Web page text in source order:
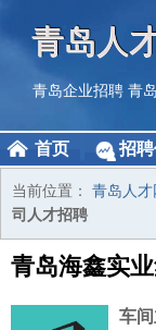
青岛人
青岛企业招聘 青
首页 招
当前位置： 青岛人才
司人才招聘
青岛海鑫实
车